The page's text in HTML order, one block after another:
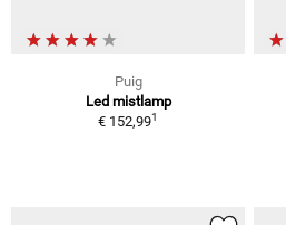
Puig
Led mistlamp
€ 152,991